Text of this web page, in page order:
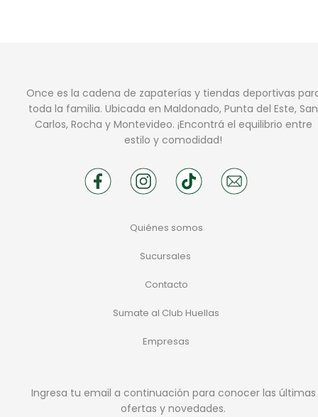
Once es la cadena de zapaterías y tiendas deportivas
toda la familia. Ubicada en Maldonado, Punta del Este, San
Carlos, Rocha y Montevideo. ¡Encontrá el equilibrio entre
estilo y comodidad!
Quiénes somos
Sucursales
Contacto
Sumate al Club Huellas
Empresas
Ingresa tu email a continuación para conocer las últimas
ofertas y novedades.